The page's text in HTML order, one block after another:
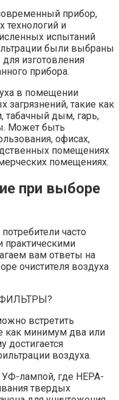
прибор,
технологий и
испытаний
были выбраны
изготовления
прибора.
в помещении
такие как
табачный дым, гарь,
Может быть
офисах,
помещениях
помещениях.
при выборе
часто
практическими
вам ответы на
очистителя воздуха
встретить
как минимум два или
достигается
воздуха.
УФ-лампой, где HEPA-
твердых